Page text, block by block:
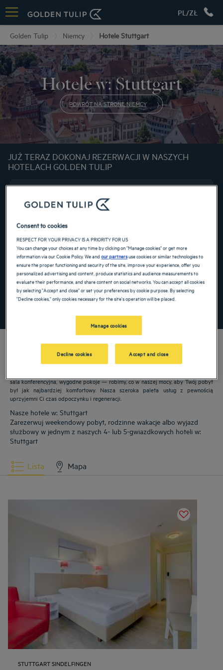
PL/ZŁ
Golden Tulip Niemcy Hotele Stuttgart
Hotele w: Stuttgart
POWRÓT NA STRONĘ NIEMCY
JUŻ TERAZ DOKONAJ REZERWACJI W NASZYCH
HOTELACH GOLDEN TULIP
Navigate forward to interact with the calendar and select a date. Press the
Navigate backward to interact with the
Dodaj specjalny kod
sala konferencyjna, wygodne pokoje — robimy, co w naszej mocy, aby Twój pobyt
był jak najbardziej komfortowy. Nasza szeroka paleta usług z pewnością
uprzyjemni Ci czas odpoczynku i regeneracji.
Nasze hotele w: Stuttgart
Zarezerwuj weekendowy pobyt, rodzinne wakacje albo wyjazd
służbowy w jednym z naszych 4- lub 5-gwiazdkowych hoteli w:
Stuttgart
Lista Mapa
STUTTGART SINDELFINGEN
Consent to cookies
RESPECT FOR YOUR PRIVACY IS A PRIORITY FOR US
You can change your choices at any time by clicking on "Manage cookies" or get more
information via our Cookie Policy. We andour partnersuse cookies or similar technologies to
ensure the proper functioning and security of the site, improve your experience, offer you
personalized advertising and content, produce statistics and audience measurements to
evaluate their performance, and share content on social networks. You can accept all cookies
by selecting "Accept and close" or set your preferences by cookie purpose. By selecting
"Decline cookies," only cookies necessary for the site's operation will be placed.
Manage cookies
Decline cookies Accept and close